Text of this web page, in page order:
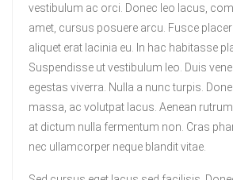
vestibulum ac orci. Donec leo lacus,
amet, cursus posuere arcu. Fusce
aliquet erat lacinia eu. In hac habitasse
Suspendisse ut vestibulum leo. Duis
egestas viverra. Nulla a nunc turpis.
massa, ac volutpat lacus. Aenean
at dictum nulla fermentum non. Cras
nec ullamcorper neque blandit vitae.